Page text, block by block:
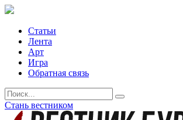
Статьи
Лента
Арт
Игра
Обратная связь
Стань вестником